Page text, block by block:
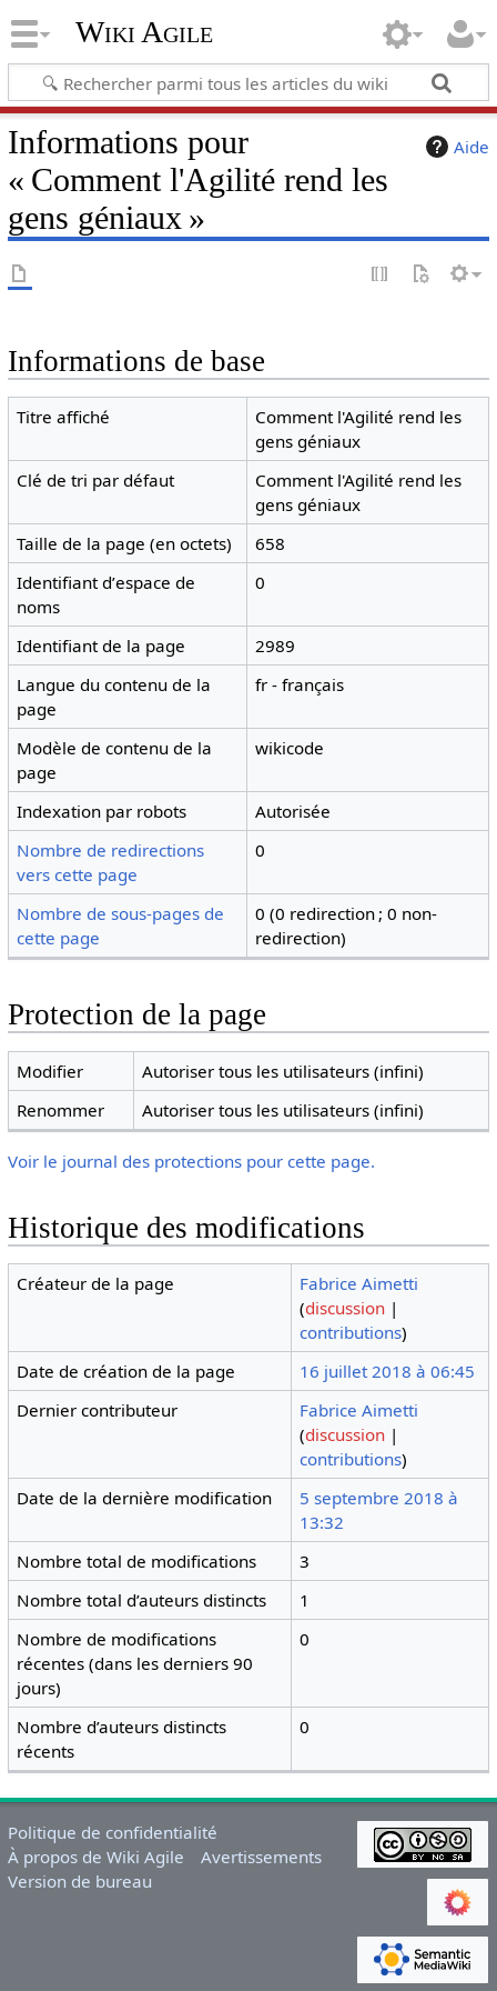
Wiki Agile
Aide
Informations pour
« Comment l'Agilité rend les
gens géniaux »
Informations de base
Titre affiché
Comment l'Agilité rend les
gens géniaux
Clé de tri par défaut
Comment l'Agilité rend les
gens géniaux
Taille de la page (en octets)
658
Identifiant dʼespace de
noms
0
Identifiant de la page
2989
Langue du contenu de la
page
fr - français
Modèle de contenu de la
page
wikicode
Indexation par robots
Autorisée
Nombre de redirections
vers cette page
0
Nombre de sous-pages de
cette page
0 (0 redirection ; 0 non-
redirection)
Protection de la page
Modifier
Autoriser tous les utilisateurs (infini)
Renommer
Autoriser tous les utilisateurs (infini)
Voir le journal des protections pour cette page.
Historique des modifications
Créateur de la page
Fabrice Aimetti
(discussion |
contributions)
Date de création de la page
16 juillet 2018 à 06:45
Dernier contributeur
Fabrice Aimetti
(discussion |
contributions)
Date de la dernière modification
5 septembre 2018 à
13:32
Nombre total de modifications
3
Nombre total d’auteurs distincts
1
Nombre de modifications
récentes (dans les derniers 90
jours)
0
Nombre d’auteurs distincts
récents
0
Politique de confidentialité
À propos de Wiki Agile
Avertissements
Version de bureau